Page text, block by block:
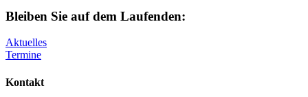
Bleiben Sie auf dem Laufenden:
Aktuelles
Termine
Kontakt